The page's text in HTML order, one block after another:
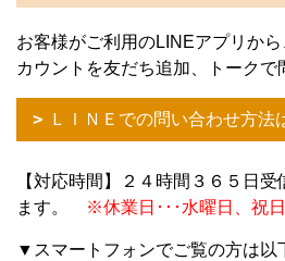
お客様がご利用のLINEアプリか
カウントを友だち追加、トークで
ＬＩＮＥでの問い合わせ方法
【対応時間】２４時間３６５日
ます。
※休業日･･･水曜日、祝日
▼スマートフォンでご覧の方は以